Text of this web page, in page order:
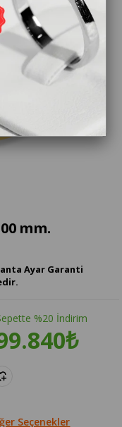
mm.
Ayar Garanti
%20 İndirim
Seçenekler